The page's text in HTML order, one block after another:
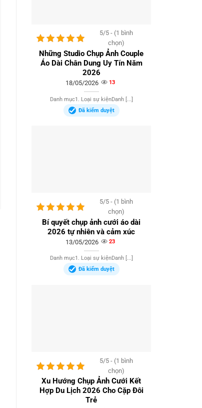
5/5 - (1 bình
chọn)
Những Studio Chụp Ảnh Couple
Áo Dài Chân Dung Uy Tín Năm
2026
18/05/2026 13
Danh mục1. Loại sự kiệnDanh [...]
Đã kiểm duyệt
5/5 - (1 bình
chọn)
Bí quyết chụp ảnh cưới áo dài
2026 tự nhiên và cảm xúc
13/05/2026 23
Danh mục1. Loại sự kiệnDanh [...]
Đã kiểm duyệt
5/5 - (1 bình
chọn)
Xu Hướng Chụp Ảnh Cưới Kết
Hợp Du Lịch 2026 Cho Cặp Đôi
Trẻ